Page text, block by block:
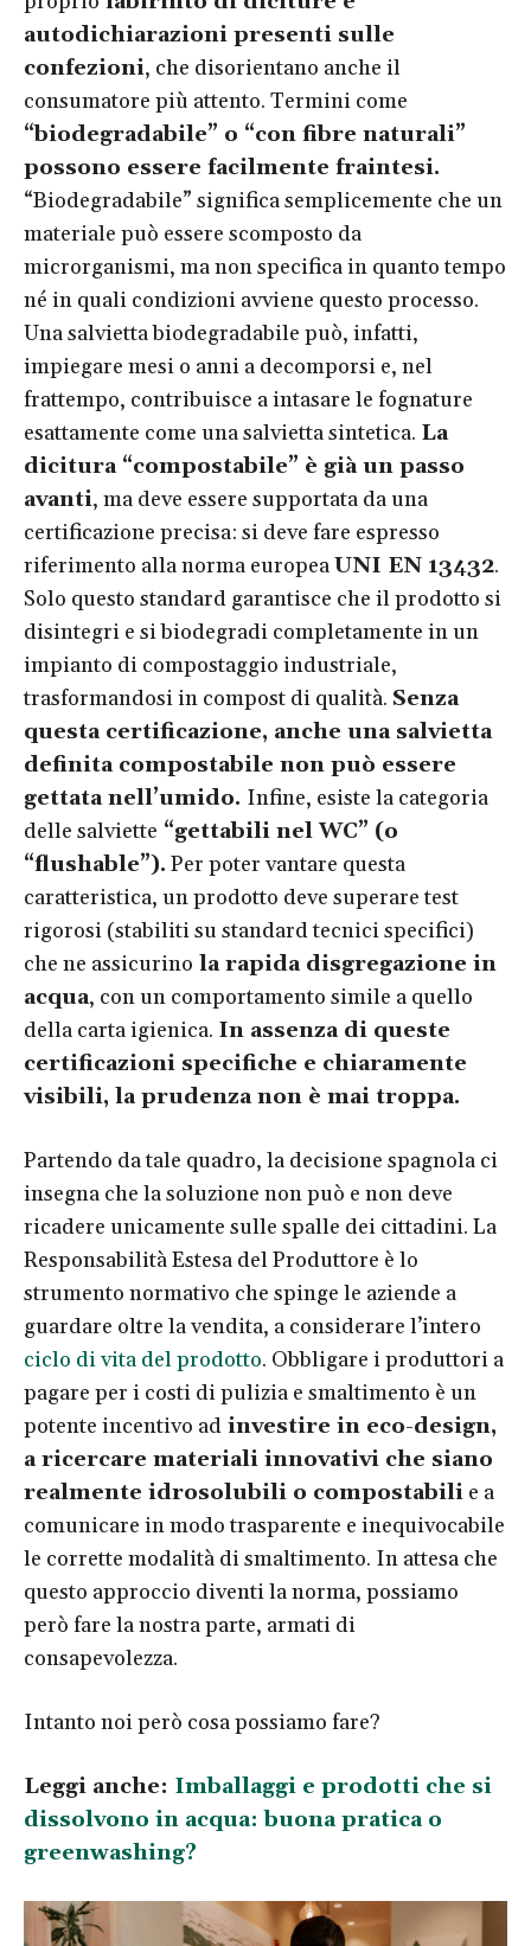
autodichiarazioni presenti sulle
confezioni, che disorientano anche il
consumatore più attento. Termini come
“biodegradabile” o “con fibre naturali”
possono essere facilmente fraintesi.
“Biodegradabile” significa semplicemente che un
materiale può essere scomposto da
microrganismi, ma non specifica in quanto tempo
né in quali condizioni avviene questo processo.
Una salvietta biodegradabile può, infatti,
impiegare mesi o anni a decomporsi e, nel
frattempo, contribuisce a intasare le fognature
esattamente come una salvietta sintetica. La
dicitura “compostabile” è già un passo
avanti, ma deve essere supportata da una
certificazione precisa: si deve fare espresso
riferimento alla norma europeaUNI EN 13432.
Solo questo standard garantisce che il prodotto si
disintegri e si biodegradi completamente in un
impianto di compostaggio industriale,
trasformandosi in compost di qualità. Senza
questa certificazione, anche una salvietta
definita compostabile non può essere
gettata nell’umido. Infine, esiste la categoria
delle salviette “gettabili nel WC” (o
“flushable”). Per poter vantare questa
caratteristica, un prodotto deve superare test
rigorosi (stabiliti su standard tecnici specifici)
che ne assicurino la rapida disgregazione in
acqua, con un comportamento simile a quello
della carta igienica. In assenza di queste
certificazioni specifiche e chiaramente
visibili, la prudenza non è mai troppa.
Partendo da tale quadro, la decisione spagnola ci
insegna che la soluzione non può e non deve
ricadere unicamente sulle spalle dei cittadini. La
Responsabilità Estesa del Produttore è lo
strumento normativo che spinge le aziende a
guardare oltre la vendita, a considerare l’intero
ciclo di vita del prodotto. Obbligare i produttori a
pagare per i costi di pulizia e smaltimento è un
potente incentivo ad investire in eco-design,
a ricercare materiali innovativi che siano
realmente idrosolubili o compostabili e a
comunicare in modo trasparente e inequivocabile
le corrette modalità di smaltimento. In attesa che
questo approccio diventi la norma, possiamo
però fare la nostra parte, armati di
consapevolezza.
Intanto noi però cosa possiamo fare?
Leggi anche: Imballaggi e prodotti che si
dissolvono in acqua: buona pratica o
greenwashing?